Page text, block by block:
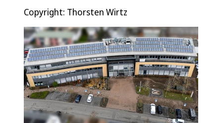
Copyright: Thorsten Wirtz